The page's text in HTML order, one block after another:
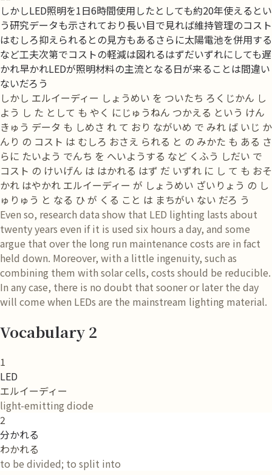
しかしLED照明を1日6時間使用したとしても約20年使えるとい
う研究データも示されており長い目で見れば維持管理のコスト
はむしろ抑えられるとの見方もあるさらに太陽電池を併用する
など工夫次第でコストの軽減は図れるはずだいずれにしても遅
かれ早かれLEDが照明材料の主流となる日が来ることは間違い
ないだろう
しかし エルイーディー しょうめい を ついたち ろくじかん し
よう し た として も やく にじゅうねん つかえる という けん
きゅう データ も しめさ れ て おり ながいめ で みれ ば いじ か
んり の コスト は むしろ おさえ られる と の みかた も ある さ
らに たいよう でんち を へいようする など くふう しだい で
コスト の けいげん は はかれる はず だ いずれ に し て も おそ
かれ はやかれ エルイーディー が しょうめい ざいりょう の し
ゅりゅう と なる ひ が くる こと は まちがい ない だろ う
Even so, research data show that LED lighting lasts about
twenty years even if it is used six hours a day, and some
argue that over the long run maintenance costs are in fact
held down. Moreover, with a little ingenuity, such as
combining them with solar cells, costs should be reducible.
In any case, there is no doubt that sooner or later the day
will come when LEDs are the mainstream lighting material.
Vocabulary 2
1
LED
エルイーディー
light-emitting diode
2
分かれる
わかれる
to be divided; to split into